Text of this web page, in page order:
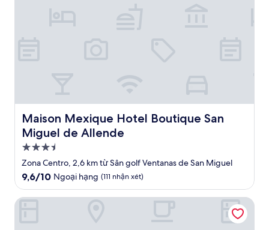
Maison Mexique Hotel Boutique San
Miguel de Allende
Maison Mexique Hotel Boutique San Miguel de Allende
Nơi
lưu
trú
3.5
sao
Zona Centro, 2,6 km từ Sân golf Ventanas de San Miguel
9.6
trên
10,
9,6/10 Ngoại hạng (111 nhận xét)
Le Cottage San Miguel de Allende